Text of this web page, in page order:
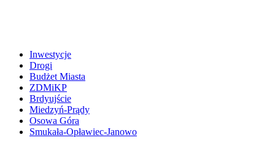
Inwestycje
Drogi
Budżet Miasta
ZDMiKP
Brdyujście
Miedzyń-Prądy
Osowa Góra
Smukała-Opławiec-Janowo